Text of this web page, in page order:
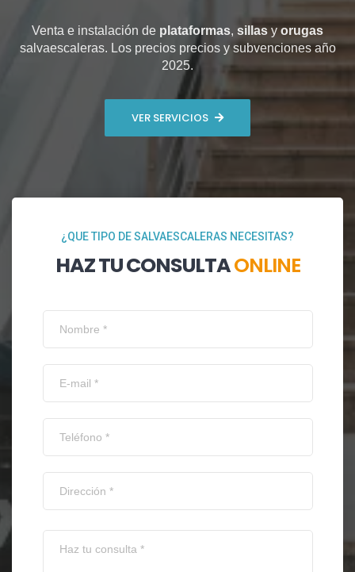
Venta e instalación de plataformas, sillas y orugas
salvaescaleras. Los precios precios y subvenciones año
2025.
VER SERVICIOS
¿QUE TIPO DE SALVAESCALERAS NECESITAS?
HAZ TU CONSULTAONLINE